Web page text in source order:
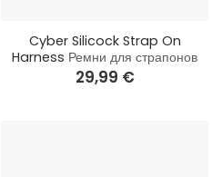
Cyber Silicock Strap On
Harness Ремни для страпонов
29,99 €